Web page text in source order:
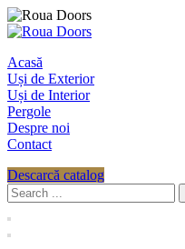
Acasă
Uși de Exterior
Uși de Interior
Pergole
Despre noi
Contact
Descarcă catalog